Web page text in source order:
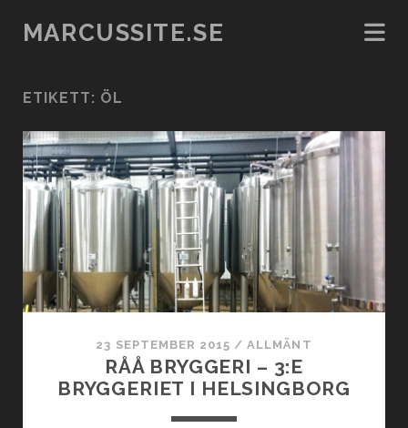
MARCUSSITE.SE
ETIKETT: ÖL
23 SEPTEMBER 2015 /ALLMÄNT
RÅÅ BRYGGERI – 3:E
BRYGGERIET I HELSINGBORG